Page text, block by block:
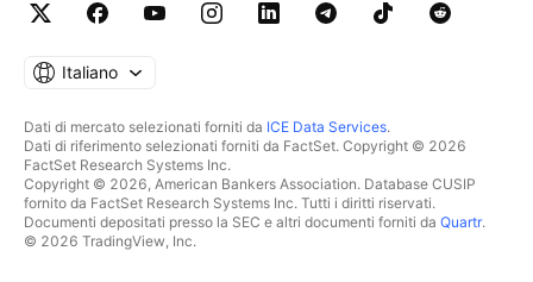
Italiano
Dati di mercato selezionati forniti da ICE Data Services.
Dati di riferimento selezionati forniti da FactSet. Copyright © 2026
FactSet Research Systems Inc.
Copyright © 2026, American Bankers Association. Database CUSIP
fornito da FactSet Research Systems Inc. Tutti i diritti riservati.
Documenti depositati presso la SEC e altri documenti forniti da Quartr.
© 2026 TradingView, Inc.